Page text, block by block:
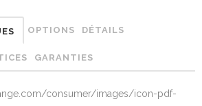
OPTIONS DÉTAILS
GARANTIES